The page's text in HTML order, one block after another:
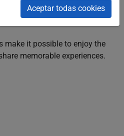
tourist entertainment and
make it possible to enjoy the
memorable experiences.
Aceptar todas cookies